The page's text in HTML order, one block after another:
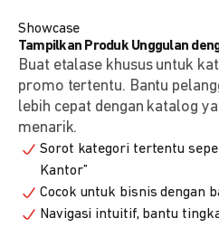
Showcase
Tampilkan Produk Unggulan
Buat etalase khusus untuk
promo tertentu. Bantu
lebih cepat dengan katalog
menarik.
Sorot kategori tertentu
Kantor”
Cocok untuk bisnis dengan
Navigasi intuitif, bantu